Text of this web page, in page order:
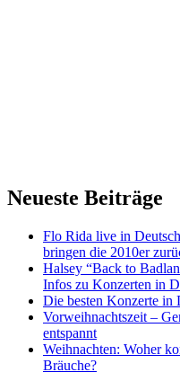
Neueste Beiträge
Flo Rida live in
bringen die 2010er
Halsey “Back to
Infos zu Konzerten in
Die besten Konzerte in
Vorweihnachtszeit –
entspannt
Weihnachten: Woher
Bräuche?